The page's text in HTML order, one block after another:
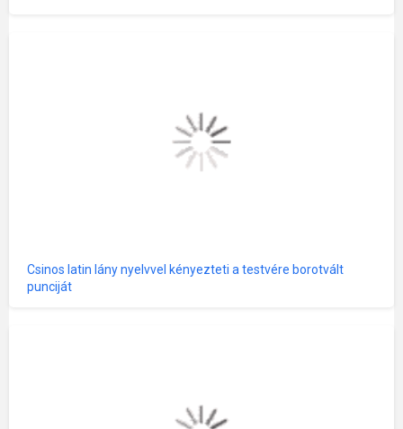
Csinos latin lány nyelvvel kényezteti a testvére borotvált
punciját